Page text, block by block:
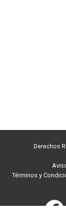
Derechos
Términos y